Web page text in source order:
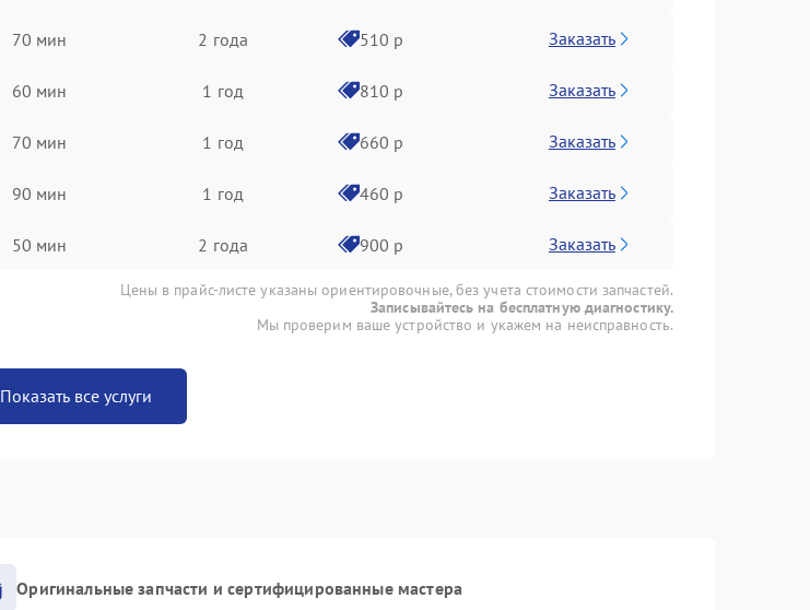
70 мин 2 года 510 р Заказать
60 мин 1 год 810 р Заказать
70 мин 1 год 660 р Заказать
90 мин 1 год 460 р Заказать
50 мин 2 года 900 р Заказать
Цены в прайс-листе указаны ориентировочные, без учета стоимости запчастей.
Записывайтесь на бесплатную диагностику.
Мы проверим ваше устройство и укажем на неисправность.
Показать все услуги
Оригинальные запчасти и сертифицированные мастера